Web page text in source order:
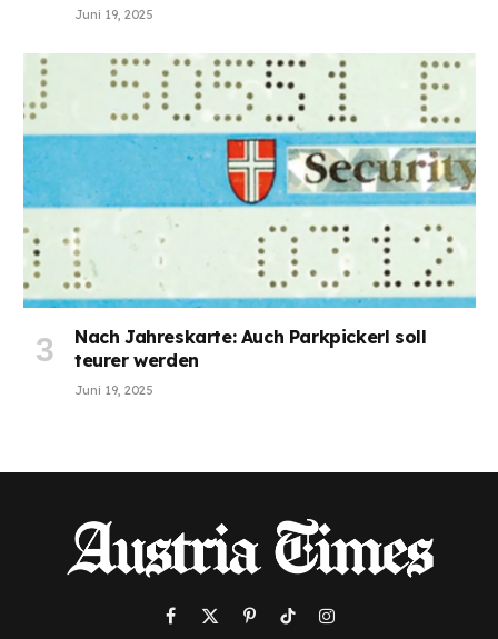
Juni 19, 2025
Nach Jahreskarte: Auch Parkpickerl soll
teurer werden
Juni 19, 2025
Facebook
X PinterestTikTokInstagram